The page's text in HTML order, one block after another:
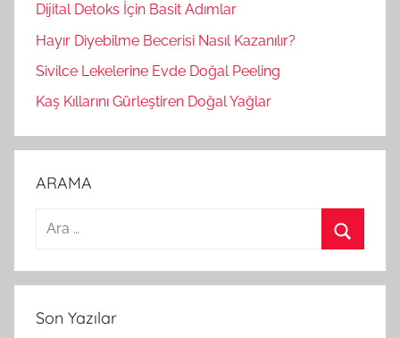
Dijital Detoks İçin Basit Adımlar
Hayır Diyebilme Becerisi Nasıl Kazanılır?
Sivilce Lekelerine Evde Doğal Peeling
Kaş Kıllarını Gürleştiren Doğal Yağlar
ARAMA
a
a
r
Son Yazılar